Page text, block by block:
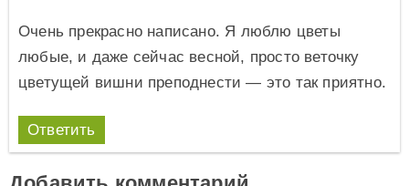
Очень прекрасно написано. Я люблю цветы
любые, и даже сейчас весной, просто веточку
цветущей вишни преподнести — это так приятно.
Ответить